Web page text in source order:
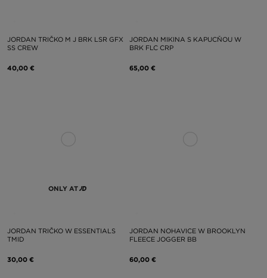
JORDAN TRIČKO M J BRK LSR GFX
SS CREW
40,00 €
JORDAN MIKINA S KAPUCŇOU W
BRK FLC CRP
65,00 €
ONLY AT
JORDAN TRIČKO W ESSENTIALS
TMID
30,00 €
JORDAN NOHAVICE W BROOKLYN
FLEECE JOGGER BB
60,00 €